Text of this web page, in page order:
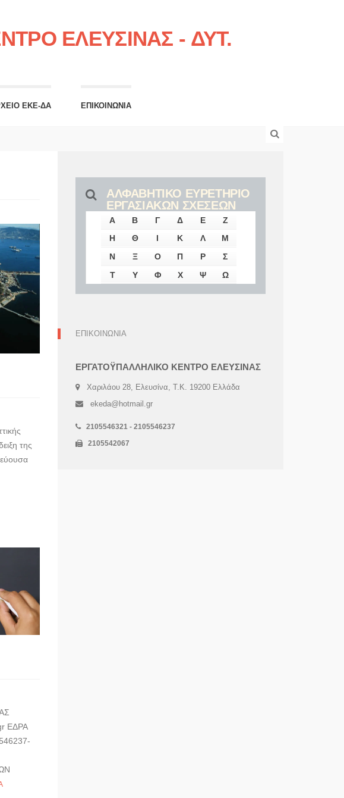
ΕΛΕΥΣΙΝΑΣ - ΔΥΤ.
ΕΚΕ-ΔΑ ΕΠΙΚΟΙΝΩΝΙΑ
της
ΕΔΡΑ
ΑΛΦΑΒΗΤΙΚΟ ΕΥΡΕΤΗΡΙΟ
ΕΡΓΑΣΙΑΚΩΝ ΣΧΕΣΕΩΝ
Α Β Γ Δ Ε
Ζ
Η
Θ Ι Κ Λ
Μ
Ν
Ξ Ο Π Ρ
Σ
Τ
Υ Φ Χ Ψ Ω
ΕΠΙΚΟΙΝΩΝΙΑ
ΕΡΓΑΤΟΫΠΑΛΛΗΛΙΚΟ ΚΕΝΤΡΟ ΕΛΕΥΣΙΝΑΣ
Χαριλάου 28, Ελευσίνα, Τ.Κ. 19200 Ελλάδα
ekeda@hotmail.gr
2105546321 - 2105546237
2105542067